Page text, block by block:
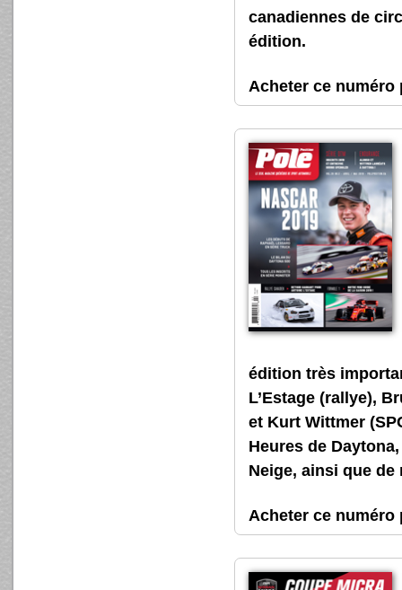
canadiennes de
édition.
Acheter ce
édition très
L’Estage (rallye),
et Kurt Wittmer
Heures de
Neige, ainsi que
Acheter ce